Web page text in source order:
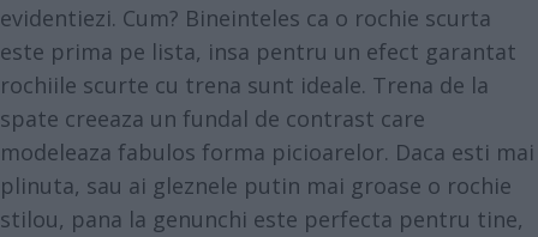
evidentiezi. Cum? Bineinteles ca o rochie scurta
este prima pe lista, insa pentru un efect garantat
rochiile scurte cu trena sunt ideale. Trena de la
spate creeaza un fundal de contrast care
modeleaza fabulos forma picioarelor. Daca esti mai
plinuta, sau ai gleznele putin mai groase o rochie
stilou, pana la genunchi este perfecta pentru tine,